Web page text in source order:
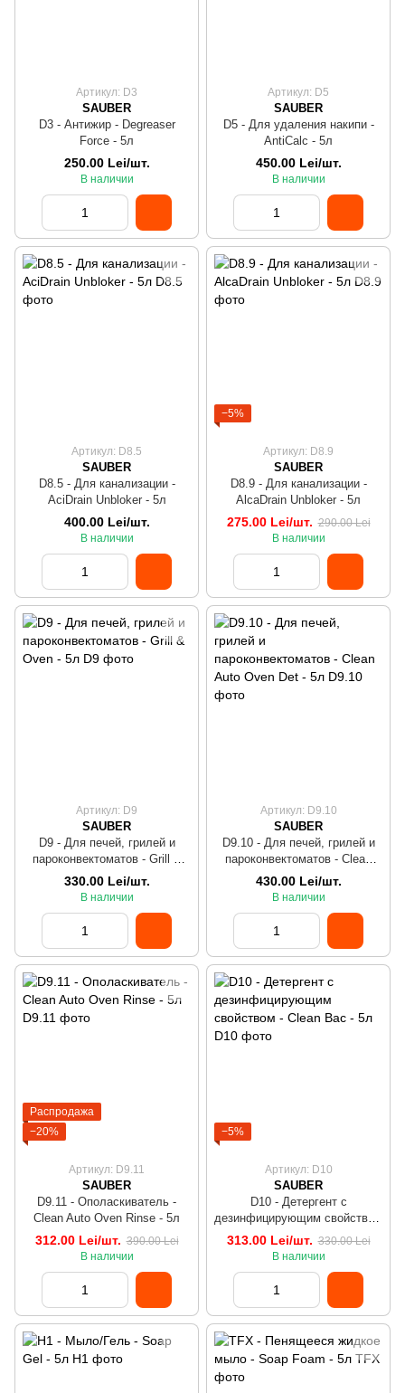
Артикул: D3
SAUBER
D3 - Антижир - Degreaser
Force - 5л
250.00 Lei/шт.
В наличии
Артикул: D5
SAUBER
D5 - Для удаления накипи -
AntiCalc - 5л
450.00 Lei/шт.
В наличии
Артикул: D8.5
SAUBER
D8.5 - Для канализации -
AciDrain Unbloker - 5л
400.00 Lei/шт.
В наличии
−5%
Артикул: D8.9
SAUBER
D8.9 - Для канализации -
AlcaDrain Unbloker - 5л
275.00 Lei/шт. 290.00 Lei
В наличии
Артикул: D9
SAUBER
D9 - Для печей, грилей и
пароконвектоматов - Grill &
Oven - 5л
330.00 Lei/шт.
В наличии
Артикул: D9.10
SAUBER
D9.10 - Для печей, грилей и
пароконвектоматов - Clean
Auto Oven Det - 5л
430.00 Lei/шт.
В наличии
Распродажа
−20%
Артикул: D9.11
SAUBER
D9.11 - Ополаскиватель -
Clean Auto Oven Rinse - 5л
312.00 Lei/шт. 390.00 Lei
В наличии
−5%
Артикул: D10
SAUBER
D10 - Детергент с
дезинфицирующим свойством
- Clean Bac - 5л
313.00 Lei/шт. 330.00 Lei
В наличии